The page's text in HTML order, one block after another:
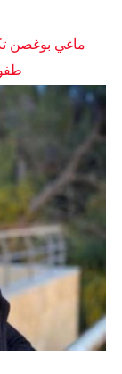
ماغي بوغصن